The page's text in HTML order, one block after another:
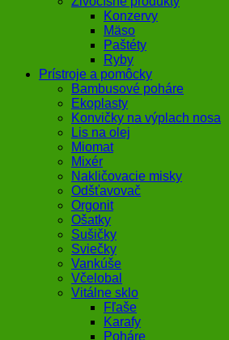
Konzervy
Mäso
Paštéty
Ryby
Prístroje a pomôcky
Bambusové poháre
Ekoplasty
Konvičky na výplach nosa
Lis na olej
Miomat
Mixér
Nakličovacie misky
Odšťavovač
Orgonit
Ošatky
Sušičky
Sviečky
Vankúše
Včelobal
Vitálne sklo
Fľaše
Karafy
Poháre